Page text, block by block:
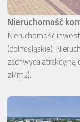
Nieruchomość
Nieruchomość
(dolnośląskie).
zachwyca
zł/m2).